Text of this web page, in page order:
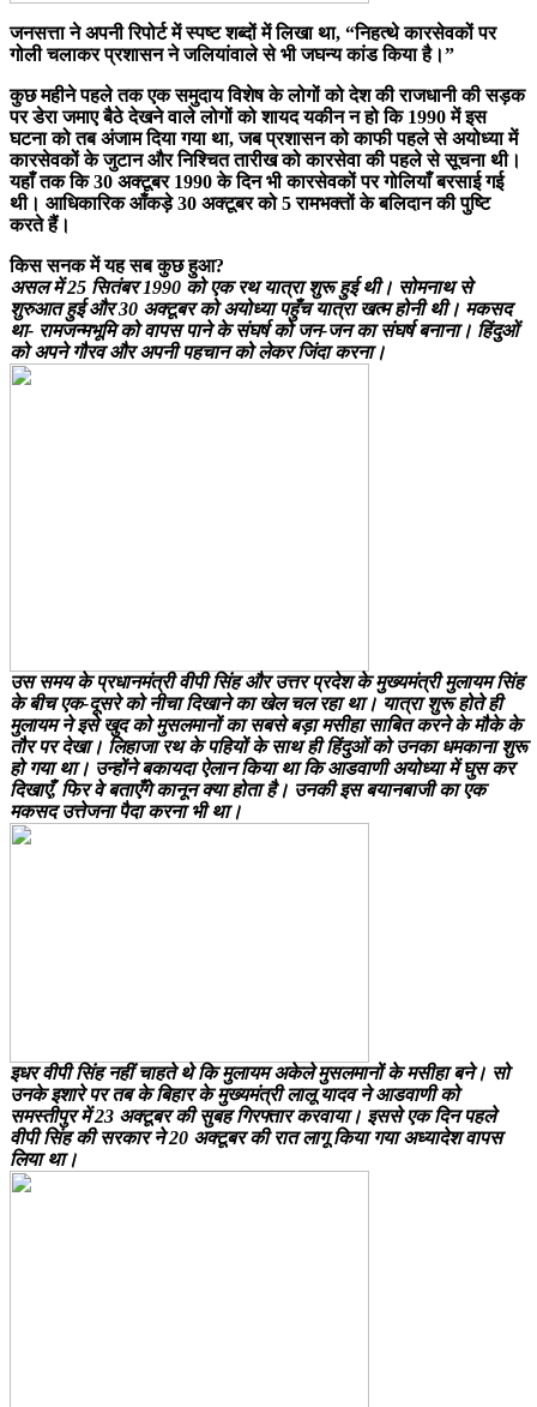
जनसत्ता ने अपनी रिपोर्ट में स्पष्ट शब्दों में लिखा था, “निहत्थे कारसेवकों पर
गोली चलाकर प्रशासन ने जलियांवाले से भी जघन्य कांड किया है।”
कुछ महीने पहले तक एक समुदाय विशेष के लोगों को देश की राजधानी की सड़क
पर डेरा जमाए बैठे देखने वाले लोगों को शायद यकीन न हो कि 1990 में इस
घटना को तब अंजाम दिया गया था, जब प्रशासन को काफी पहले से अयोध्या में
कारसेवकों के जुटान और निश्चित तारीख को कारसेवा की पहले से सूचना थी।
यहाँ तक कि 30 अक्टूबर 1990 के दिन भी कारसेवकों पर गोलियाँ बरसाई गई
थी। आधिकारिक आँकड़े 30 अक्टूबर को 5 रामभक्तों के बलिदान की पुष्टि
करते हैं।
किस सनक में यह सब कुछ हुआ?
असल में 25 सितंबर 1990 को एक रथ यात्रा शुरू हुई थी। सोमनाथ से
शुरुआत हुई और 30 अक्टूबर को अयोध्या पहुँच यात्रा खत्म होनी थी। मकसद
था- रामजन्मभूमि को वापस पाने के संघर्ष को जन-जन का संघर्ष बनाना। हिंदुओं
को अपने गौरव और अपनी पहचान को लेकर जिंदा करना।
उस समय के प्रधानमंत्री वीपी सिंह और उत्तर प्रदेश के मुख्यमंत्री मुलायम सिंह
के बीच एक-दूसरे को नीचा दिखाने का खेल चल रहा था। यात्रा शुरू होते ही
मुलायम ने इसे खुद को मुसलमानों का सबसे बड़ा मसीहा साबित करने के मौके के
तौर पर देखा। लिहाजा रथ के पहियों के साथ ही हिंदुओं को उनका धमकाना शुरू
हो गया था। उन्होंने बकायदा ऐलान किया था कि आडवाणी अयोध्या में घुस कर
दिखाएँ, फिर वे बताएँगे कानून क्या होता है। उनकी इस बयानबाजी का एक
मकसद उत्तेजना पैदा करना भी था।
इधर वीपी सिंह नहीं चाहते थे कि मुलायम अकेले मुसलमानों के मसीहा बने। सो
उनके इशारे पर तब के बिहार के मुख्यमंत्री लालू यादव ने आडवाणी को
समस्तीपुर में 23 अक्टूबर की सुबह गिरफ्तार करवाया। इससे एक दिन पहले
वीपी सिंह की सरकार ने 20 अक्टूबर की रात लागू किया गया अध्यादेश वापस
लिया था।